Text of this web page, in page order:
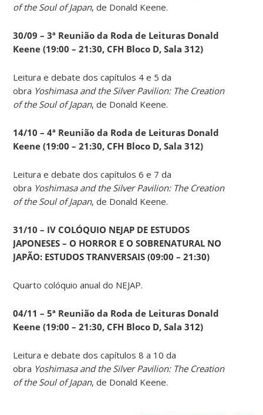
of the Soul of Japan, de Donald Keene.
30/09 – 3ª Reunião da Roda de Leituras Donald
Keene (19:00 – 21:30, CFH Bloco D, Sala 312)
Leitura e debate dos capítulos 4 e 5 da
obra Yoshimasa and the Silver Pavilion: The Creation
of the Soul of Japan, de Donald Keene.
14/10 – 4ª Reunião da Roda de Leituras Donald
Keene (19:00 – 21:30, CFH Bloco D, Sala 312)
Leitura e debate dos capítulos 6 e 7 da
obra Yoshimasa and the Silver Pavilion: The Creation
of the Soul of Japan, de Donald Keene.
31/10 – IV COLÓQUIO NEJAP DE ESTUDOS
JAPONESES – O HORROR E O SOBRENATURAL NO
JAPÃO: ESTUDOS TRANVERSAIS (09:00 – 21:30)
Quarto colóquio anual do NEJAP.
04/11 – 5ª Reunião da Roda de Leituras Donald
Keene (19:00 – 21:30, CFH Bloco D, Sala 312)
Leitura e debate dos capítulos 8 a 10 da
obra Yoshimasa and the Silver Pavilion: The Creation
of the Soul of Japan, de Donald Keene.